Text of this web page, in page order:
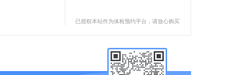
已授权本站作为体检预约平台，请放心购买